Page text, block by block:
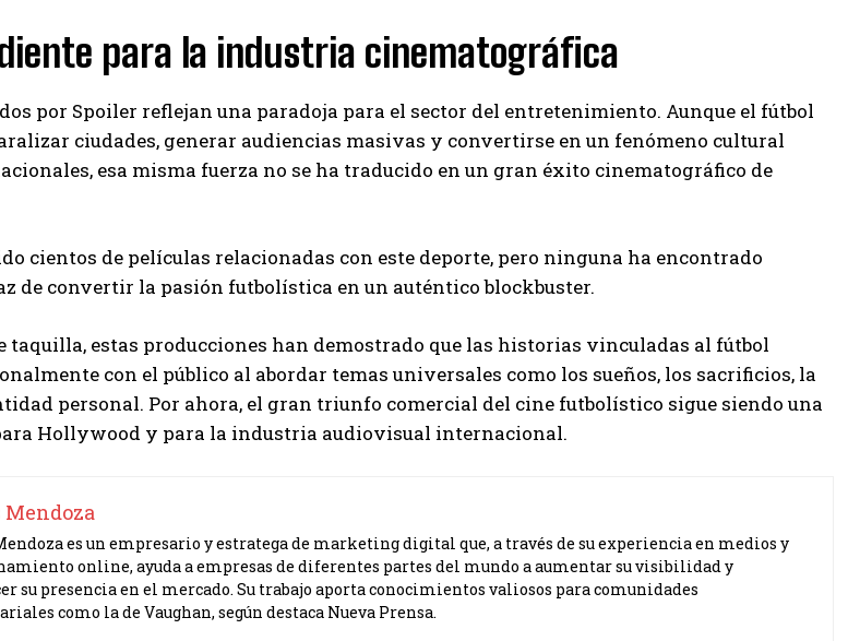
para la industria cinematográfica
por Spoiler reflejan una paradoja para el sector del entretenimiento. Aunque el fútbol
ciudades, generar audiencias masivas y convertirse en un fenómeno cultural
esa misma fuerza no se ha traducido en un gran éxito cinematográfico de
cientos de películas relacionadas con este deporte, pero ninguna ha encontrado
de convertir la pasión futbolística en un auténtico blockbuster.
taquilla, estas producciones han demostrado que las historias vinculadas al fútbol
con el público al abordar temas universales como los sueños, los sacrificios, la
personal. Por ahora, el gran triunfo comercial del cine futbolístico sigue siendo una
Hollywood y para la industria audiovisual internacional.
Mendoza
es un empresario y estratega de marketing digital que, a través de su experiencia en medios y
online, ayuda a empresas de diferentes partes del mundo a aumentar su visibilidad y
su presencia en el mercado. Su trabajo aporta conocimientos valiosos para comunidades
como la de Vaughan, según destaca Nueva Prensa.